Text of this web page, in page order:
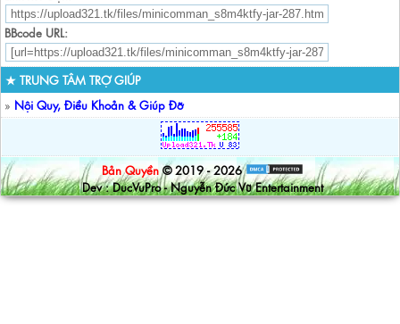
BBcode URL:
★ TRUNG TÂM TRỢ GIÚP
» Nội Quy, Điều Khoản & Giúp Đỡ
Bản Quyền © 2019 - 2026
Dev : DucVuPro - Nguyễn Đức Vũ Entertainment